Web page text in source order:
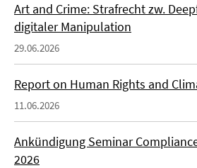
Art and Crime: Strafrecht zw.
digitaler Manipulation
29.06.2026
Report on Human Rights and
11.06.2026
Ankündigung Seminar
2026